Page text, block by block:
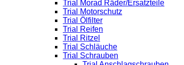
Trial Morad Räder/Ersatzteile
Trial Motorschutz
Trial Ölfilter
Trial Reifen
Trial Ritzel
Trial Schläuche
Trial Schrauben